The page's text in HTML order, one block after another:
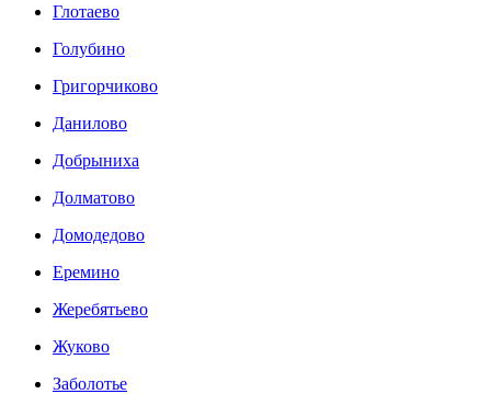
Глотаево
Голубино
Григорчиково
Данилово
Добрыниха
Долматово
Домодедово
Еремино
Жеребятьево
Жуково
Заболотье